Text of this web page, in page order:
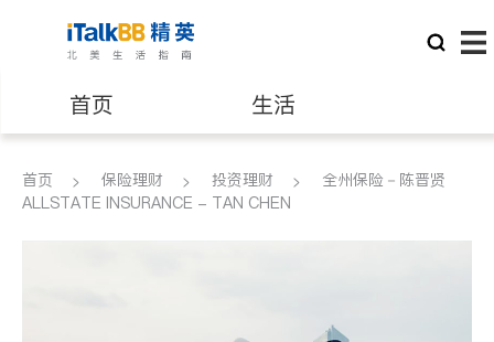
首页 生活
医生 律师
首页 保险理财 投资理财
全州保险－陈晋贤
ALLSTATE INSURANCE - TAN CHEN